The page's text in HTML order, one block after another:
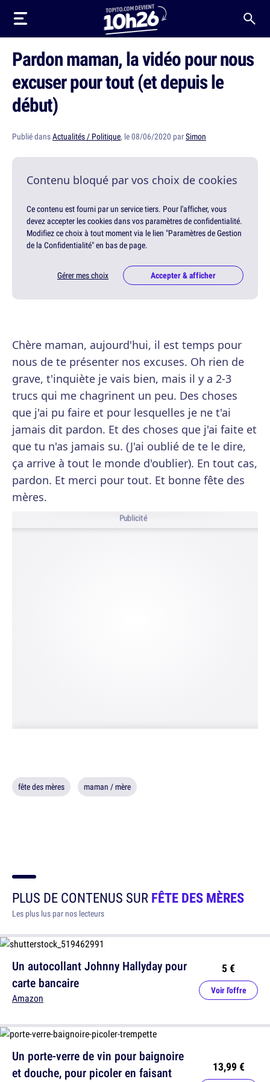
Pardon maman, la vidéo pour nous
excuser pour tout (et depuis le
début)
Publié dansActualités / Politique, le 08/06/2020 parSimon
Contenu bloqué par vos choix de cookies
Ce contenu est fourni par un service tiers. Pour l'afficher, vous
devez accepter les cookies dans vos paramètres de confidentialité.
Modifiez ce choix à tout moment via le lien "Paramètres de Gestion
de la Confidentialité" en bas de page.
Gérer mes choix Accepter & afficher
Chère maman, aujourd'hui, il est temps pour
nous de te présenter nos excuses. Oh rien de
grave, t'inquiète je vais bien, mais il y a 2-3
trucs qui me chagrinent un peu. Des choses
que j'ai pu faire et pour lesquelles je ne t'ai
jamais dit pardon. Et des choses que j'ai faite et
que tu n'as jamais su. (J'ai oublié de te le dire,
ça arrive à tout le monde d'oublier). En tout cas,
pardon. Et merci pour tout. Et bonne fête des
mères.
Publicité
fête des mères maman / mère
PLUS DE CONTENUS SURFÊTE DES MÈRES
Les plus lus par nos lecteurs
Un autocollant Johnny Hallyday pour
carte bancaire
Amazon
5 €
Voir l'offre
Un porte-verre de vin pour baignoire
et douche, pour picoler en faisant
13,99 €